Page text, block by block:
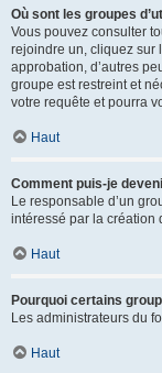
Où sont les groupes
Vous pouvez consulter
rejoindre un, cliquez sur
approbation, d’autres
groupe est restreint et
votre requête et pourra
Haut
Comment puis-je
Le responsable d’un
intéressé par la création
Haut
Pourquoi certains
Les administrateurs du
Haut